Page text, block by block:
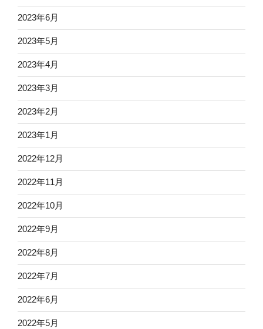
2023年6月
2023年5月
2023年4月
2023年3月
2023年2月
2023年1月
2022年12月
2022年11月
2022年10月
2022年9月
2022年8月
2022年7月
2022年6月
2022年5月